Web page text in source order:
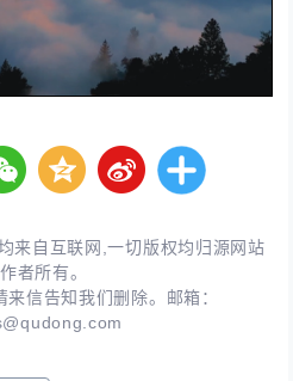
来自互联网,一切版权均归源网站
者所有。
信告知我们删除。邮箱：